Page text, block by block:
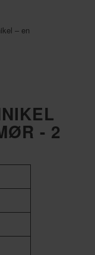
– en
- 2